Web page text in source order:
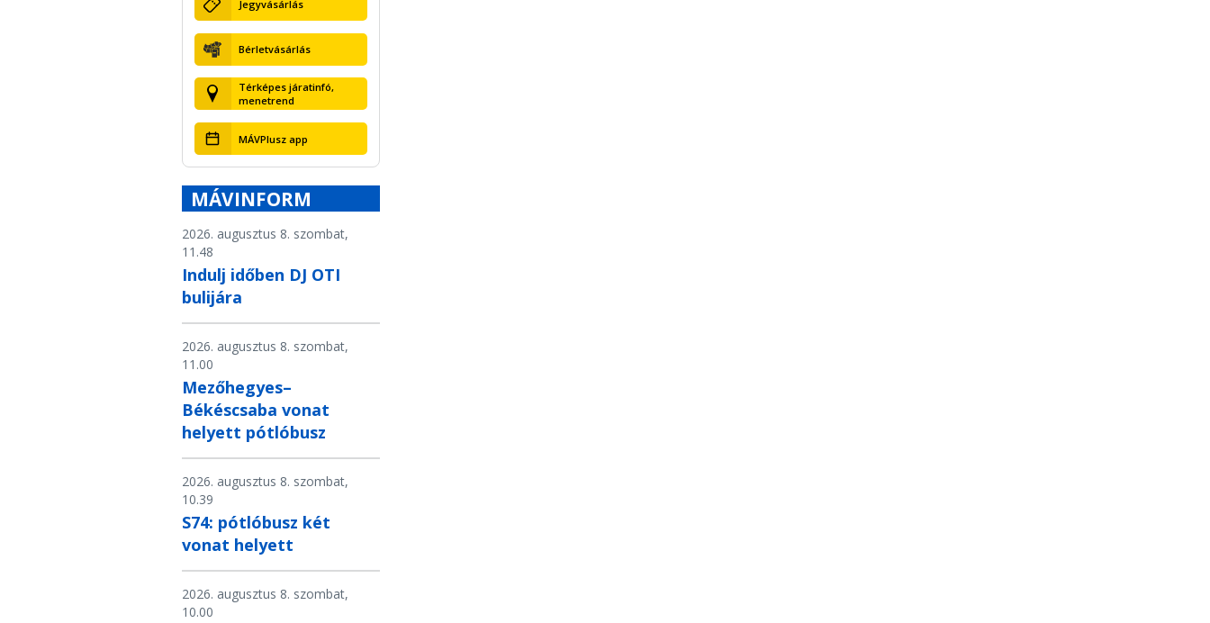
Jegyvásárlás
Bérletvásárlás
Térképes járatinfó,
menetrend
MÁVPlusz app
MÁVINFORM
2026. augusztus 8. szombat,
11.48
Indulj időben DJ OTI
bulijára
2026. augusztus 8. szombat,
11.00
Mezőhegyes–
Békéscsaba vonat
helyett pótlóbusz
2026. augusztus 8. szombat,
10.39
S74: pótlóbusz két
vonat helyett
2026. augusztus 8. szombat,
10.00